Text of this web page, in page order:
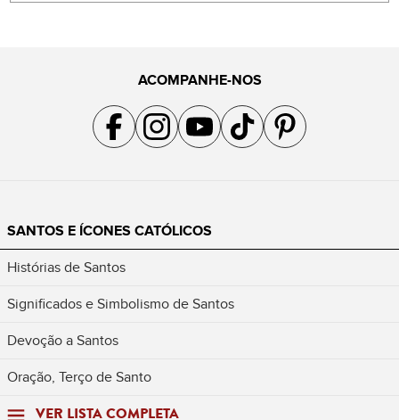
ACOMPANHE-NOS
Acompanhe a gente no Facebook
Acompanhe a gente no Instagram
Acompanhe a gente no YouTube
Acompanhe a gente no TikTok
Acompanhe a gente no
SANTOS E ÍCONES CATÓLICOS
Histórias de Santos
Significados e Simbolismo de Santos
Devoção a Santos
Oração, Terço de Santo
VER LISTA COMPLETA